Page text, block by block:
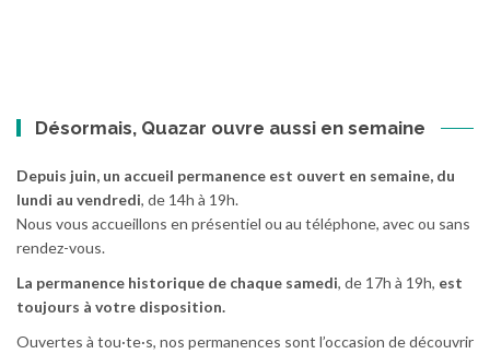
Désormais, Quazar ouvre aussi en semaine
Depuis juin, un accueil permanence est ouvert en semaine, du
lundi au vendredi, de 14h à 19h.
Nous vous accueillons en présentiel ou au téléphone, avec ou sans
rendez-vous.
La permanence historique de chaque samedi, de 17h à 19h, est
toujours à votre disposition.
Ouvertes à tou·te·s, nos permanences sont l’occasion de découvrir